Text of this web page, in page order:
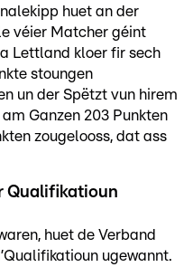
huet an der
véier Matcher géint
Lettland kloer fir sech
stoungen
un der Spëtzt vun hirem
Ganzen 203 Punkten
zougelooss, dat ass
Qualifikatioun
huet de Verband
ugewannt.